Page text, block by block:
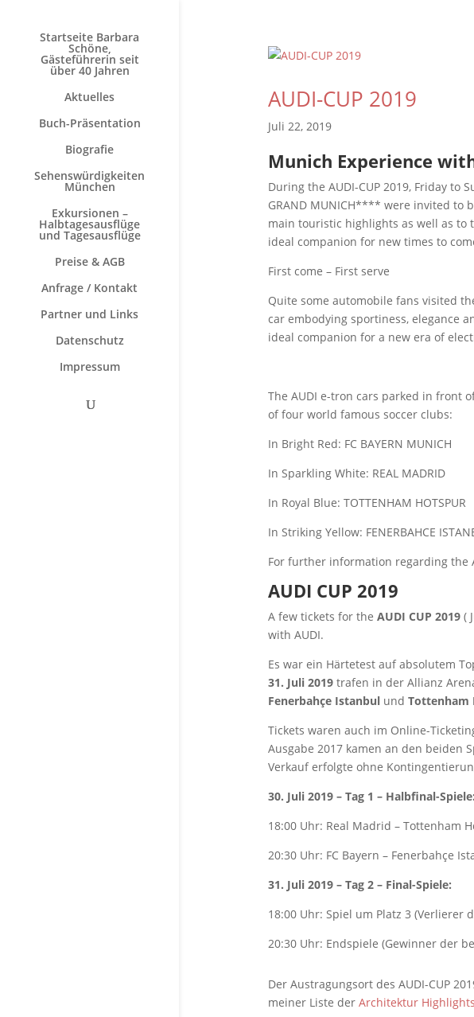
Startseite Barbara
Schöne,
Gästeführerin seit
über 40 Jahren
Aktuelles
Buch-Präsentation
Biografie
Sehenswürdigkeiten
München
Exkursionen –
Halbtagesausflüge
und Tagesausflüge
Preise & AGB
Anfrage / Kontakt
Partner und Links
Datenschutz
Impressum
AUDI-CUP 2019
Juli 22, 2019
Munich Experience
During the AUDI-CUP 2019, Friday to
GRAND MUNICH**** were invited to
main touristic highlights as well as to
ideal companion for new times to
First come – First serve
Quite some automobile fans visited
car embodying sportiness, elegance
ideal companion for a new era of
The AUDI e-tron cars parked in front
of four world famous soccer clubs:
In Bright Red: FC BAYERN MUNICH
In Sparkling White: REAL MADRID
In Royal Blue: TOTTENHAM HOTSPUR
In Striking Yellow: FENERBAHCE
For further information regarding the
AUDI CUP 2019
A few tickets for the AUDI CUP 2019(
with AUDI.
Es war ein Härtetest auf absolutem
31. Juli 2019trafen in der Allianz
Fenerbahçe Istanbulund Tottenham
Tickets waren auch im Online-
Ausgabe 2017 kamen an den beiden
Verkauf erfolgte ohne
30. Juli 2019 – Tag 1 – Halbfinal-Spiele:
18:00 Uhr: Real Madrid – Tottenham
20:30 Uhr: FC Bayern – Fenerbahçe
31. Juli 2019 – Tag 2 – Final-Spiele:
18:00 Uhr: Spiel um Platz 3 (Verlierer
20:30 Uhr: Endspiele (Gewinner der
Der Austragungsort des AUDI-CUP
meiner Liste der Architektur Highlights